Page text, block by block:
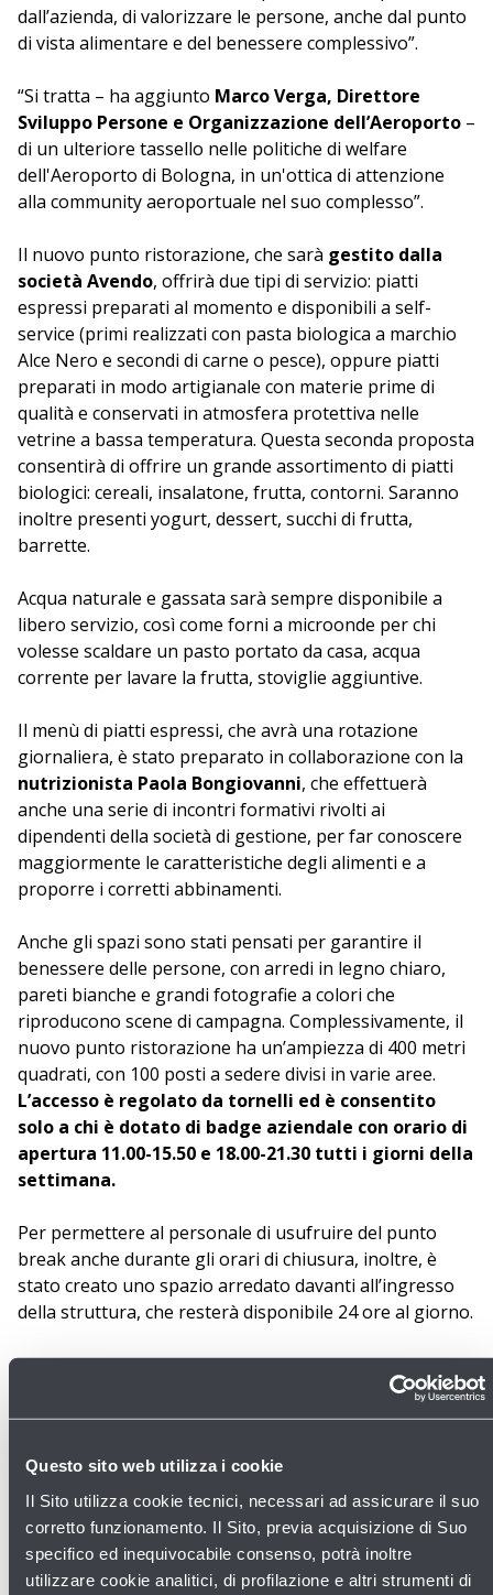
Questo sito web utilizza i cookie
Il Sito utilizza cookie tecnici, necessari ad assicurare il suo
corretto funzionamento. Il Sito, previa acquisizione di Suo
specifico ed inequivocabile consenso, potrà inoltre
utilizzare cookie analitici, di profilazione e altri strumenti di
dall’azienda, di valorizzare le persone, anche dal punto
di vista alimentare e del benessere complessivo”.
“Si tratta – ha aggiunto Marco Verga, Direttore
Sviluppo Persone e Organizzazione dell’Aeroporto –
di un ulteriore tassello nelle politiche di welfare
dell'Aeroporto di Bologna, in un'ottica di attenzione
alla community aeroportuale nel suo complesso”.
Il nuovo punto ristorazione, che sarà gestito dalla
società Avendo, offrirà due tipi di servizio: piatti
espressi preparati al momento e disponibili a self-
service (primi realizzati con pasta biologica a marchio
Alce Nero e secondi di carne o pesce), oppure piatti
preparati in modo artigianale con materie prime di
qualità e conservati in atmosfera protettiva nelle
vetrine a bassa temperatura. Questa seconda proposta
consentirà di offrire un grande assortimento di piatti
biologici: cereali, insalatone, frutta, contorni. Saranno
inoltre presenti yogurt, dessert, succhi di frutta,
barrette.
Acqua naturale e gassata sarà sempre disponibile a
libero servizio, così come forni a microonde per chi
volesse scaldare un pasto portato da casa, acqua
corrente per lavare la frutta, stoviglie aggiuntive.
Il menù di piatti espressi, che avrà una rotazione
giornaliera, è stato preparato in collaborazione con la
nutrizionista Paola Bongiovanni, che effettuerà
anche una serie di incontri formativi rivolti ai
dipendenti della società di gestione, per far conoscere
maggiormente le caratteristiche degli alimenti e a
proporre i corretti abbinamenti.
Anche gli spazi sono stati pensati per garantire il
benessere delle persone, con arredi in legno chiaro,
pareti bianche e grandi fotografie a colori che
riproducono scene di campagna. Complessivamente, il
nuovo punto ristorazione ha un’ampiezza di 400 metri
quadrati, con 100 posti a sedere divisi in varie aree.
L’accesso è regolato da tornelli ed è consentito
solo a chi è dotato di badge aziendale con orario di
apertura 11.00-15.50 e 18.00-21.30 tutti i giorni della
settimana.
Per permettere al personale di usufruire del punto
break anche durante gli orari di chiusura, inoltre, è
stato creato uno spazio arredato davanti all’ingresso
della struttura, che resterà disponibile 24 ore al giorno.
Il nome della nuova mensa aeroportuale sarà
attraverso un contest online tra chi avrà provato la
GALLERY